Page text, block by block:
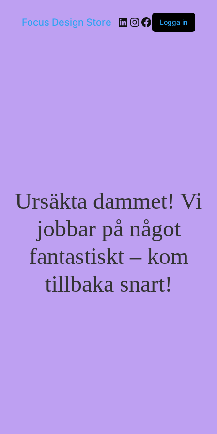
Focus Design Store LinkedIn
Instagram
Facebook
Logga in
Ursäkta dammet! Vi
jobbar på något
fantastiskt – kom
tillbaka snart!